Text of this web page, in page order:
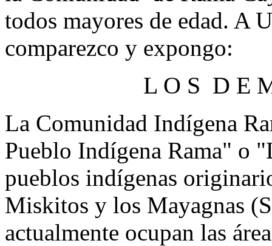
todos mayores de edad. A
comparezco y expongo:
L O S D E
La Comunidad Indígena
Pueblo Indígena Rama" o
pueblos indígenas
Miskitos y los Mayagnas
actualmente ocupan las